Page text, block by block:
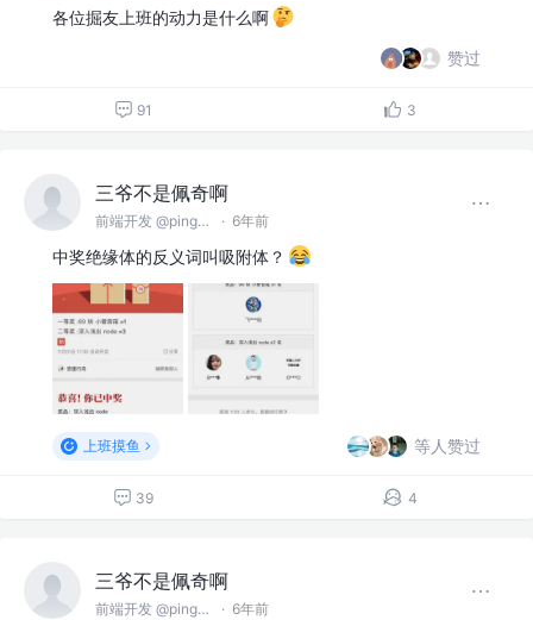
各位掘友上班的动力是什么啊
赞过
91 3
三爷不是佩奇啊
前端开发 @pingan · 6年前
中奖绝缘体的反义词叫吸附体？
上班摸鱼 等人赞过
39 4
三爷不是佩奇啊
前端开发 @pingan · 6年前